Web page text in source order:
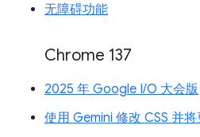
无障碍功能
Chrome 137
2025 年 Google I/O 大会版
使用 Gemini 修改 CSS 并